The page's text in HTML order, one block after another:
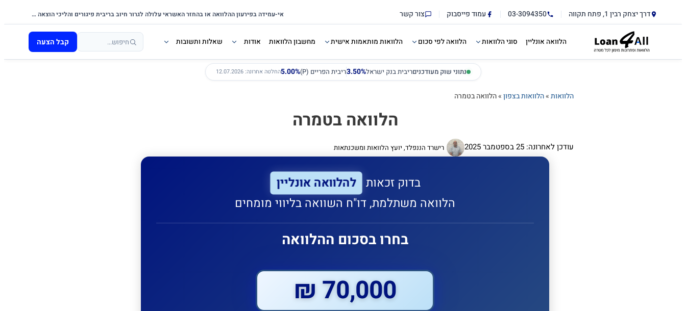
דלג לתוכן הראשי
דרך יצחק רבין 1, פתח תקווה 03-3094350 עמוד פייסבוק צור קשר אי-עמידה בפירעון ההלוואה או בהחזר האשראי עלולה לגרור חיוב בריבית פיגורים והליכי הוצאה לפועל.
הלוואה אונליין סוגי הלוואות הלוואה לפי סכום הלוואות מותאמות אישית מחשבון הלוואות אודות שאלות ותשובות קבל הצעה
נתוני שוק מעודכניםריבית בנק ישראל3.50%ריבית הפריים (P) 5.00%החלטה אחרונה: 12.07.2026
הלוואות»הלוואות בצפון»הלוואה בטמרה
הלוואה בטמרה
עודכן לאחרונה: 25 בספטמבר 2025 רישרד הננפלד, יועץ הלוואות ומשכנתאות
בדוק זכאות להלוואה אונליין
הלוואה משתלמת, דו"ח השוואה בליווי מומחים
בחרו בסכום ההלוואה
70,000 ₪